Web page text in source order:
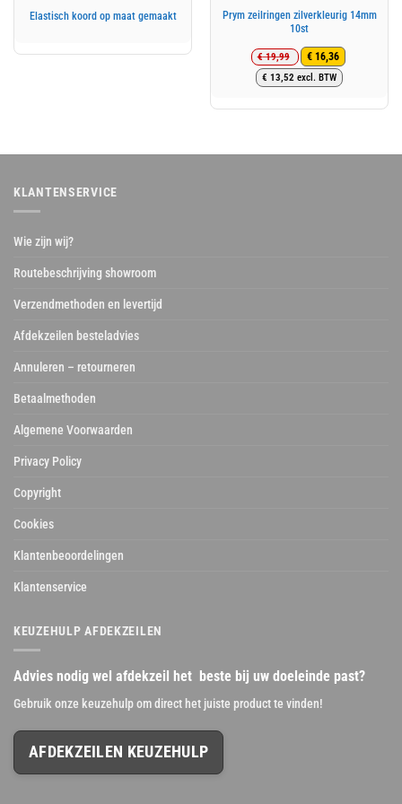
Elastisch koord op maat gemaakt
Prym zeilringen zilverkleurig 14mm
10st
€19,99
Oorspronkelijke
prijs
€ 19,99.
€ 16,36
Huidige
prijs
€ 16,36.
€ 13,52 excl. BTW
KLANTENSERVICE
Wie zijn wij?
Routebeschrijving showroom
Verzendmethoden en levertijd
Afdekzeilen besteladvies
Annuleren – retourneren
Betaalmethoden
Algemene Voorwaarden
Privacy Policy
Copyright
Cookies
Klantenbeoordelingen
Klantenservice
KEUZEHULP AFDEKZEILEN
Advies nodig wel afdekzeil het beste bij uw doeleinde past?
Gebruik onze keuzehulp om direct het juiste product te vinden!
AFDEKZEILEN KEUZEHULP